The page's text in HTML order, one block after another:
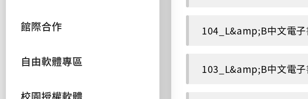
館際合作
自由軟體專區
校園授權軟體
104_L&amp;B中文電
103_L&amp;B中文電